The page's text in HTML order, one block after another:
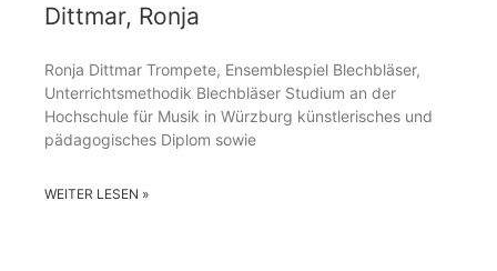
Dittmar, Ronja
Ronja Dittmar Trompete, Ensemblespiel Blechbläser,
Unterrichtsmethodik Blechbläser Studium an der
Hochschule für Musik in Würzburg künstlerisches und
pädagogisches Diplom sowie
WEITER LESEN »